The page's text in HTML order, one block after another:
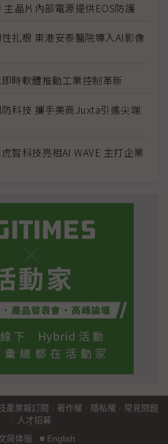
主晶片內部電源提供EOS防護
扎根 東港安泰醫院導入AI影像
時軟體推動工業控制革新
科技 攜手美商Juxta引進尖端
智科技亮相AI WAVE 主打企業
產業報訂閱 · 著作權 · 隱私權 · 常見問題
· 人才招募
简体版 ■ English